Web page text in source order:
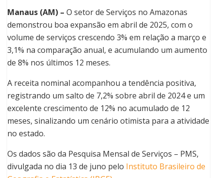
Manaus (AM) – O setor de Serviços no Amazonas
demonstrou boa expansão em abril de 2025, com o
volume de serviços crescendo 3% em relação a março e
3,1% na comparação anual, e acumulando um aumento
de 8% nos últimos 12 meses.
A receita nominal acompanhou a tendência positiva,
registrando um salto de 7,2% sobre abril de 2024 e um
excelente crescimento de 12% no acumulado de 12
meses, sinalizando um cenário otimista para a atividade
no estado.
Os dados são da Pesquisa Mensal de Serviços – PMS,
divulgada no dia 13 de juno pelo Instituto Brasileiro de